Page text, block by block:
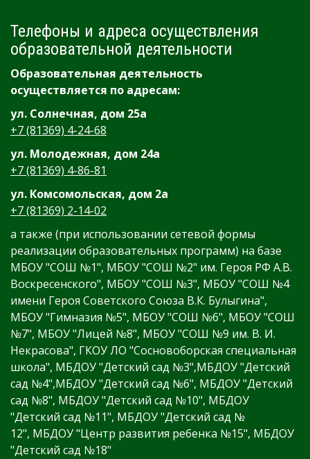
Телефоны и адреса осуществления
образовательной деятельности
Образовательная деятельность
осуществляется по адресам:
ул. Солнечная, дом 25а
+7 (81369) 4-24-68
ул. Молодежная, дом 24а
+7 (81369) 4-86-81
ул. Комсомольская, дом 2а
+7 (81369) 2-14-02
а также (при использовании сетевой формы
реализации образовательных программ) на базе
МБОУ "СОШ №1", МБОУ "СОШ №2" им. Героя РФ А.В.
Воскресенского", МБОУ "СОШ №3", МБОУ "СОШ №4
имени Героя Советского Союза В.К. Булыгина",
МБОУ "Гимназия №5", МБОУ "СОШ №6", МБОУ "СОШ
№7", МБОУ "Лицей №8", МБОУ "СОШ №9 им. В. И.
Некрасова", ГКОУ ЛО "Сосновоборская специальная
школа", МБДОУ "Детский сад №3",МБДОУ "Детский
сад №4",МБДОУ "Детский сад №6", МБДОУ "Детский
сад №8", МБДОУ "Детский сад №10", МБДОУ
"Детский сад №11", МБДОУ "Детский сад №
12", МБДОУ "Центр развития ребенка №15", МБДОУ
"Детский сад №18"